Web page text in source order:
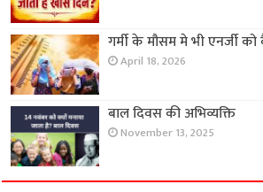
गर्मी के मौसम मे भी एनर्जी
April 18, 2026
बाल दिवस की अभिव्यक्ति
November 13, 2025